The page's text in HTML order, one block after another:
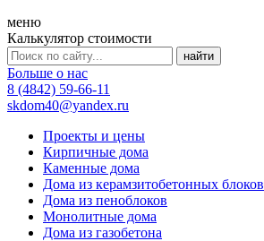
меню
Калькулятор стоимости
Больше о нас
8 (4842) 59-66-11
skdom40@yandex.ru
Проекты и цены
Кирпичные дома
Каменные дома
Дома из керамзитобетонных блоков
Дома из пеноблоков
Монолитные дома
Дома из газобетона